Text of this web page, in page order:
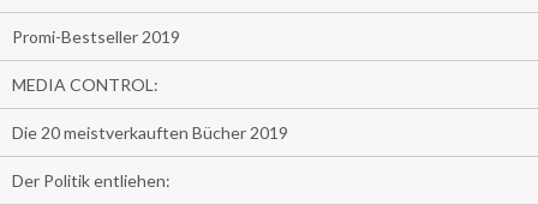
Promi-Bestseller 2019
MEDIA CONTROL:
Die 20 meistverkauften Bücher 2019
Der Politik entliehen: